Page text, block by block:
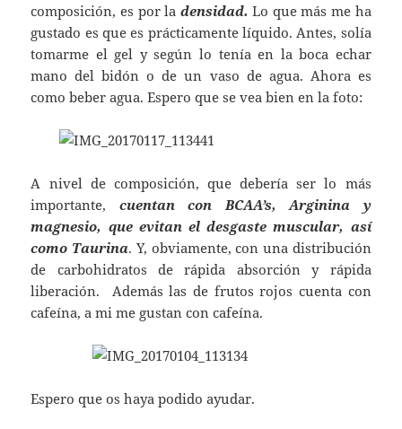
composición, es por la densidad. Lo que más me ha
gustado es que es prácticamente líquido. Antes, solía
tomarme el gel y según lo tenía en la boca echar
mano del bidón o de un vaso de agua. Ahora es
como beber agua. Espero que se vea bien en la foto:
A nivel de composición, que debería ser lo más
importante, cuentan con BCAA’s, Arginina y
magnesio, que evitan el desgaste muscular, así
como Taurina. Y, obviamente, con una distribución
de carbohidratos de rápida absorción y rápida
liberación. Además las de frutos rojos cuenta con
cafeína, a mi me gustan con cafeína.
Espero que os haya podido ayudar.